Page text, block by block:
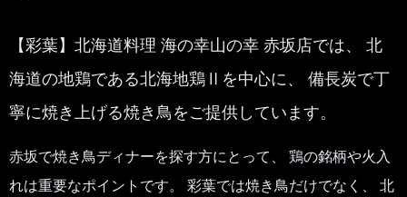
【彩葉】北海道料理 海の幸山の幸 赤坂店では、 北
海道の地鶏である北海地鶏Ⅱを中心に、 備長炭で丁
寧に焼き上げる焼き鳥をご提供しています。
赤坂で焼き鳥ディナーを探す方にとって、 鶏の銘柄や火入
れは重要なポイントです。 彩葉では焼き鳥だけでなく、 北